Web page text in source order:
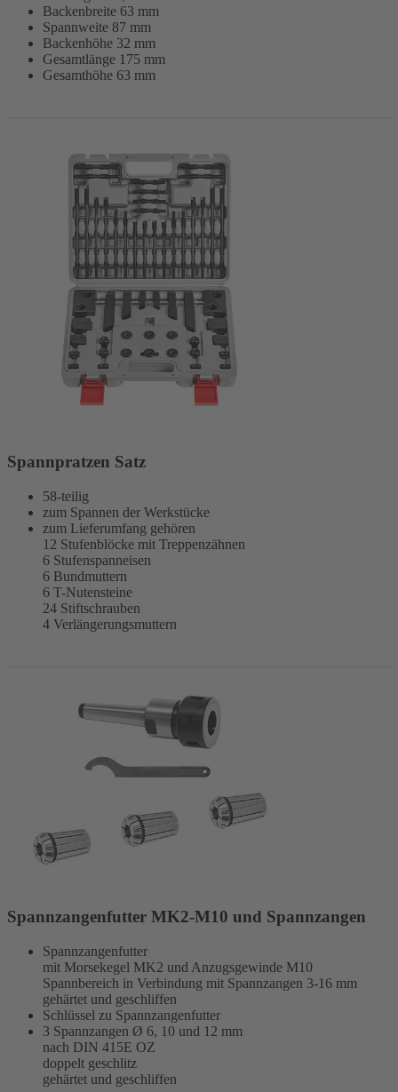
Backenbreite 63 mm
Spannweite 87 mm
Backenhöhe 32 mm
Gesamtlänge 175 mm
Gesamthöhe 63 mm
Spannpratzen Satz
58-teilig
zum Spannen der Werkstücke
zum Lieferumfang gehören
12 Stufenblöcke mit Treppenzähnen
6 Stufenspanneisen
6 Bundmuttern
6 T-Nutensteine
24 Stiftschrauben
4 Verlängerungsmuttern
Spannzangenfutter MK2-M10 und Spannzangen
Spannzangenfutter
mit Morsekegel MK2 und Anzugsgewinde M10
Spannbereich in Verbindung mit Spannzangen 3-16 mm
gehärtet und geschliffen
Schlüssel zu Spannzangenfutter
3 Spannzangen Ø 6, 10 und 12 mm
nach DIN 415E OZ
doppelt geschlitz
gehärtet und geschliffen